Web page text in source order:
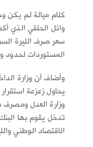
كلام ميالة لم يكن
وائل الحلقي الذي
سعر صرف الليرة
المستوردات لحدود
وأضاف أن وزارة
يحاول زعزعة
وزارة العدل ومصرف
تدخل يقوم بها
الاقتصاد الوطني